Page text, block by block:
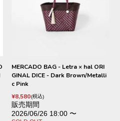
MERCADO BAG - Letra × hal ORI
GINAL DICE - Dark Brown/Metalli
c Pink
¥8,580 税込
販売期間
2026/06/26 18:00 〜